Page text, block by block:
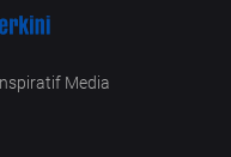
Media